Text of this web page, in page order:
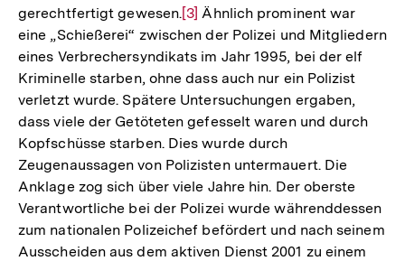
gerechtfertigt gewesen.Zur
Auflösung
der
Fußnote
[3] Ähnlich prominent war
eine „Schießerei“ zwischen der Polizei und Mitgliedern
eines Verbrechersyndikats im Jahr 1995, bei der elf
Kriminelle starben, ohne dass auch nur ein Polizist
verletzt wurde. Spätere Untersuchungen ergaben,
dass viele der Getöteten gefesselt waren und durch
Kopfschüsse starben. Dies wurde durch
Zeugenaussagen von Polizisten untermauert. Die
Anklage zog sich über viele Jahre hin. Der oberste
Verantwortliche bei der Polizei wurde währenddessen
zum nationalen Polizeichef befördert und nach seinem
Ausscheiden aus dem aktiven Dienst 2001 zu einem